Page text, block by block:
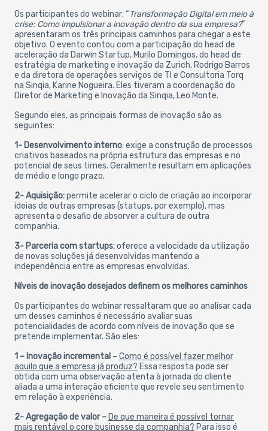
Os participantes do webinar: “Transformação Digital em meio à
crise: Como impulsionar a inovação dentro da sua empresa?”
apresentaram os três principais caminhos para chegar a este
objetivo. O evento contou com a participação do head de
aceleração da Darwin Startup, Murilo Domingos, do head de
estratégia de marketing e inovação da Zurich, Rodrigo Barros
e da diretora de operações serviços de TI e Consultoria Torq
na Sinqia, Karine Nogueira. Eles tiveram a coordenação do
Diretor de Marketing e Inovação da Sinqia, Leo Monte.
Segundo eles, as principais formas de inovação são as
seguintes:
1- Desenvolvimento interno: exige a construção de processos
criativos baseados na própria estrutura das empresas e no
potencial de seus times. Geralmente resultam em aplicações
de médio e longo prazo.
2- Aquisição:permite acelerar o ciclo de criação ao incorporar
ideias de outras empresas (statups, por exemplo), mas
apresenta o desafio de absorver a cultura de outra
companhia.
3- Parceria com startups:oferece a velocidade da utilização
de novas soluções já desenvolvidas mantendo a
independência entre as empresas envolvidas.
Níveis de inovação desejados definem os melhores caminhos
Os participantes do webinar ressaltaram que ao analisar cada
um desses caminhos é necessário avaliar suas
potencialidades de acordo com níveis de inovação que se
pretende implementar. São eles:
1 – Inovação incremental – Como é possível fazer melhor
aquilo que a empresa já produz? Essa resposta pode ser
obtida com uma observação atenta à jornada do cliente
aliada a uma interação eficiente que revele seu sentimento
em relação à experiência.
2- Agregação de valor – De que maneira é possível tornar
mais rentável o core businesse da companhia? Para isso é